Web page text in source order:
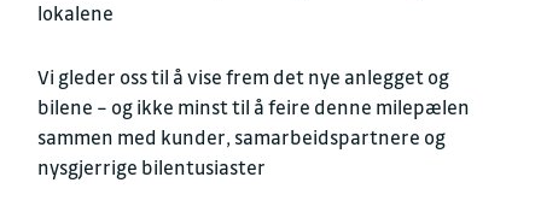
lokalene
Vi gleder oss til å vise frem det nye anlegget og
bilene – og ikke minst til å feire denne milepælen
sammen med kunder, samarbeidspartnere og
nysgjerrige bilentusiaster